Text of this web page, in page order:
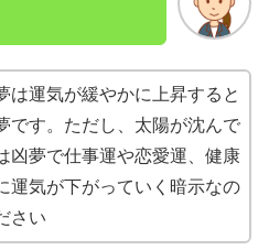
は運気が緩やかに上昇すると
です。ただし、太陽が沈んで
凶夢で仕事運や恋愛運、健康
運気が下がっていく暗示なの
さい